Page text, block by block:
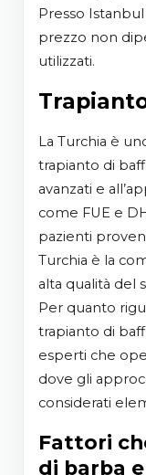
Presso
prezzo non
utilizzati.
La Turchia è uno dei Paesi più preferiti per il
trapianto di
avanzati e
come FUE e
pazienti
Turchia è la
alta qualità del
Per quanto
trapianto di
esperti che
dove gli
considerati
Fattori che causano la perdita
di barba